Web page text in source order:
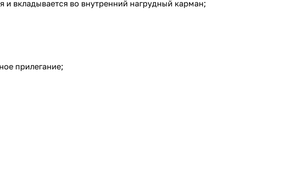
вкладывается во внутренний нагрудный карман;
прилегание;